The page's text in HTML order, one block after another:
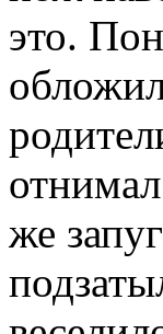
это.
же